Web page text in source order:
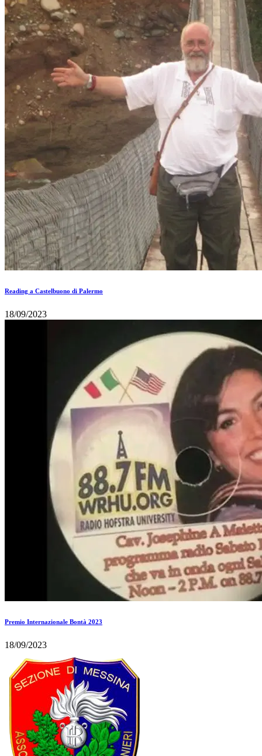
Reading a Castelbuono di Palermo
18/09/2023
Premio Internazionale Bontà 2023
18/09/2023